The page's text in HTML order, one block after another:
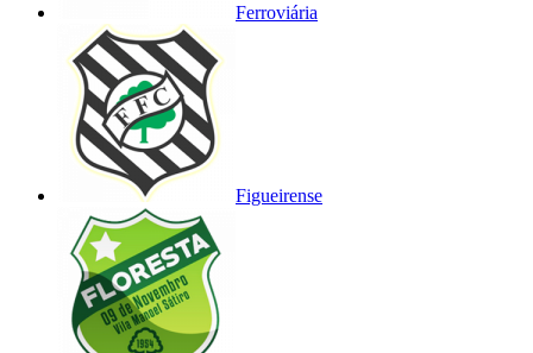
Ferroviária
Figueirense